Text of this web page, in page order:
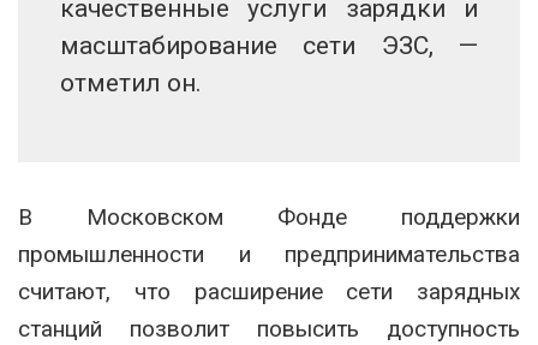
качественные услуги зарядки и
масштабирование сети ЭЗС, —
отметил он.
В Московском Фонде поддержки
промышленности и предпринимательства
считают, что расширение сети зарядных
станций позволит повысить доступность